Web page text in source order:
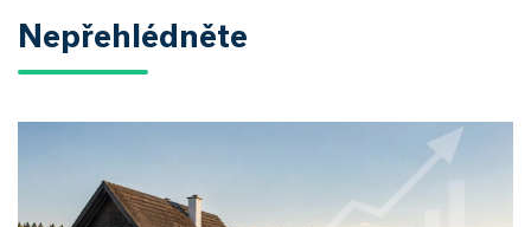
Nepřehlédněte